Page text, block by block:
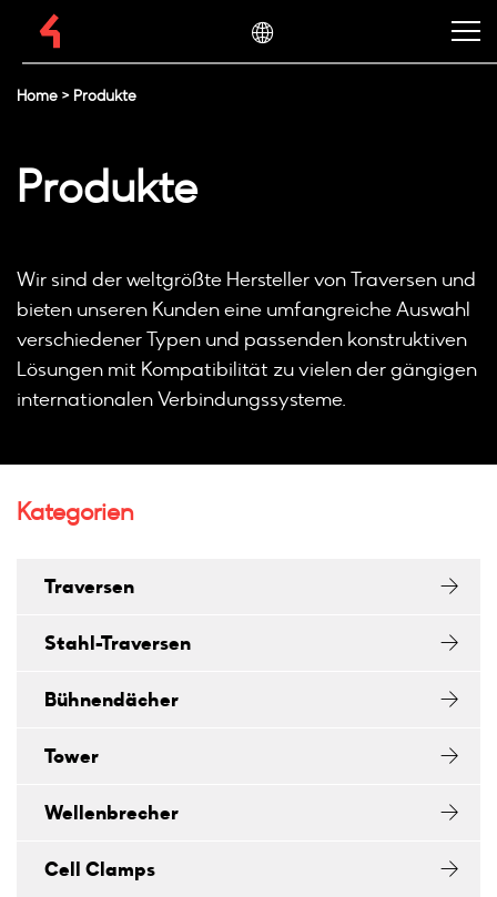
Home > Produkte
Produkte
Wir sind der weltgrößte Hersteller von Traversen und
bieten unseren Kunden eine umfangreiche Auswahl
verschiedener Typen und passenden konstruktiven
Lösungen mit Kompatibilität zu vielen der gängigen
internationalen Verbindungssysteme.
Kategorien
Traversen
Stahl-Traversen
Bühnendächer
Tower
Wellenbrecher
Cell Clamps